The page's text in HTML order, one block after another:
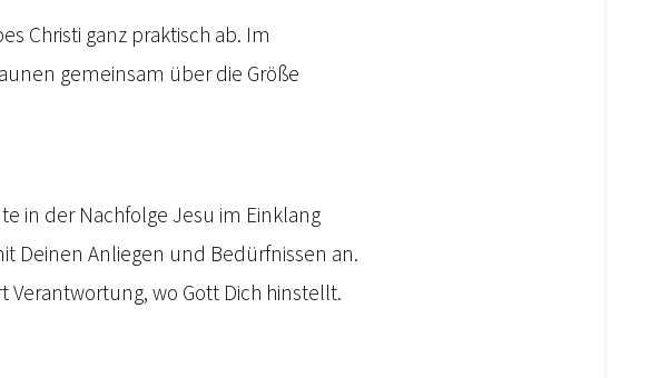
Christi ganz praktisch ab. Im
gemeinsam über die Größe
in der Nachfolge Jesu im Einklang
Deinen Anliegen und Bedürfnissen an.
wo Gott Dich hinstellt.